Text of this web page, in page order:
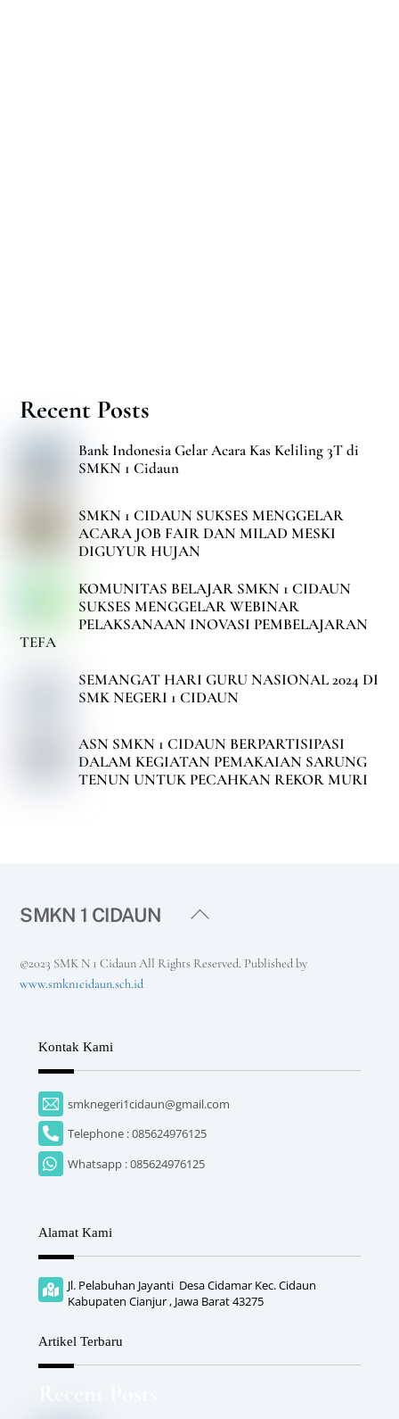
Recent Posts
Bank Indonesia Gelar Acara Kas Keliling 3T di
SMKN 1 Cidaun
SMKN 1 CIDAUN SUKSES MENGGELAR
ACARA JOB FAIR DAN MILAD MESKI
DIGUYUR HUJAN
KOMUNITAS BELAJAR SMKN 1 CIDAUN
SUKSES MENGGELAR WEBINAR
PELAKSANAAN INOVASI PEMBELAJARAN
TEFA
SEMANGAT HARI GURU NASIONAL 2024 DI
SMK NEGERI 1 CIDAUN
ASN SMKN 1 CIDAUN BERPARTISIPASI
DALAM KEGIATAN PEMAKAIAN SARUNG
TENUN UNTUK PECAHKAN REKOR MURI
Back
Top
SMKN 1 CIDAUN
©2023 SMK N 1 Cidaun All Rights Reserved. Published by
www.smkn1cidaun.sch.id
Kontak Kami
smknegeri1cidaun@gmail.com
Telephone : 085624976125
Whatsapp : 085624976125
Alamat Kami
Jl. Pelabuhan Jayanti Desa Cidamar Kec. Cidaun
Kabupaten Cianjur , Jawa Barat 43275
Artikel Terbaru